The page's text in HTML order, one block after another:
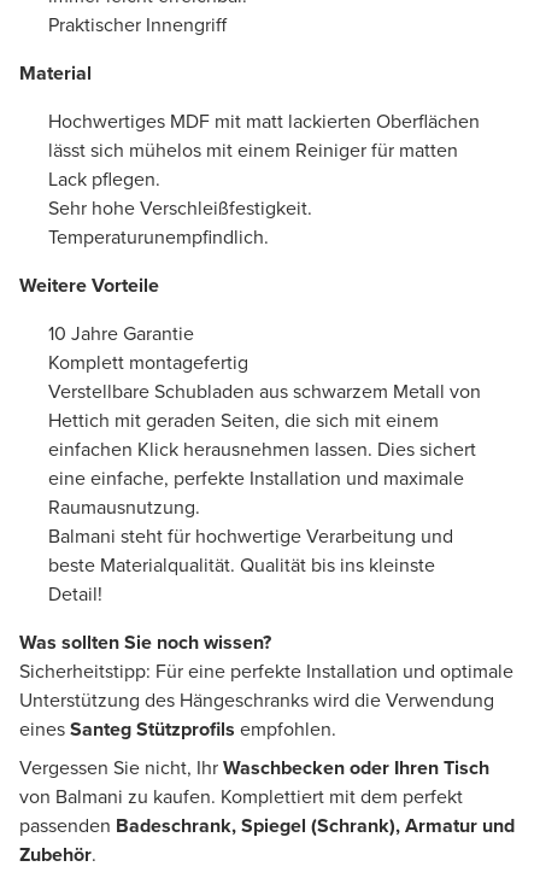
Praktischer Innengriff
Material
Hochwertiges MDF mit matt lackierten Oberflächen
lässt sich mühelos mit einem Reiniger für matten
Lack pflegen.
Sehr hohe Verschleißfestigkeit.
Temperaturunempfindlich.
Weitere Vorteile
10 Jahre Garantie
Komplett montagefertig
Verstellbare Schubladen aus schwarzem Metall von
Hettich mit geraden Seiten, die sich mit einem
einfachen Klick herausnehmen lassen. Dies sichert
eine einfache, perfekte Installation und maximale
Raumausnutzung.
Balmani steht für hochwertige Verarbeitung und
beste Materialqualität. Qualität bis ins kleinste
Detail!
Was sollten Sie noch wissen?
Sicherheitstipp: Für eine perfekte Installation und optimale
Unterstützung des Hängeschranks wird die Verwendung
einesSanteg Stützprofils empfohlen.
Vergessen Sie nicht, IhrWaschbecken oder Ihren Tisch
von Balmani zu kaufen. Komplettiert mit dem perfekt
passenden Badeschrank, Spiegel (Schrank), Armatur und
Zubehör.